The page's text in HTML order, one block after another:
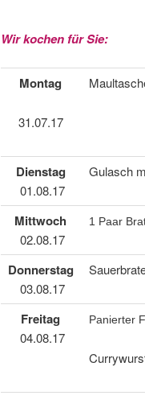
Wir kochen für Sie:
Montag
31.07.17
Dienstag
01.08.17
Gulasch
Mittwoch
02.08.17
1 Paar
Donnerstag
03.08.17
Freitag
04.08.17
Panierter